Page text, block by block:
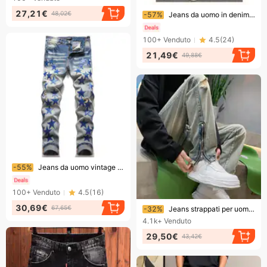
27,21€ 48,02€ Finendo presto!
-57% Jeans da uomo in denim elasticizzato con strappi, toppe e ricami, gamba affusolata e vestibilità slim, pantaloni streetwear grintosi per un look audace
100+ Venduto 4.5(24)
21,49€ 49,88€
Finendo presto!
-55% Jeans da uomo vintage punk rock in denim effetto consumato, vestibilità slim skinny con dettagli strappati e cuciture a stella, gamba affusolata blu lavata
100+ Venduto 4.5(16)
30,69€ 67,65€ Finendo presto!
-32%
Jeans strappati per uomo, design di nicchia, stile High Street, marchio alla moda, pantaloni estivi americani con cerniera per uomo
4.1k+ Venduto
29,50€ 43,42€